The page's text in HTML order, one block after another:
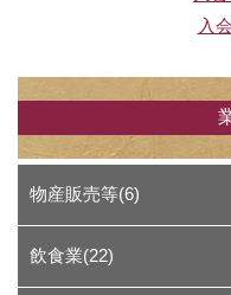
入
物産販売等(6)
飲食業(22)